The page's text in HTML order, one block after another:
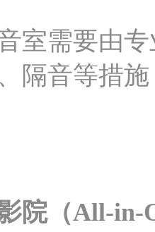
室需要由
隔音等措
院（All-in-